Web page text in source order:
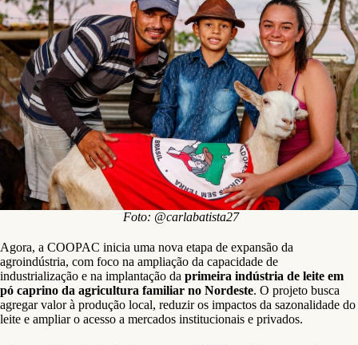
Foto: @carlabatista27
Agora, a COOPAC inicia uma nova etapa de expansão da
agroindústria, com foco na ampliação da capacidade de
industrialização e na implantação da primeira indústria de leite em
pó caprino da agricultura familiar no Nordeste. O projeto busca
agregar valor à produção local, reduzir os impactos da sazonalidade do
leite e ampliar o acesso a mercados institucionais e privados.